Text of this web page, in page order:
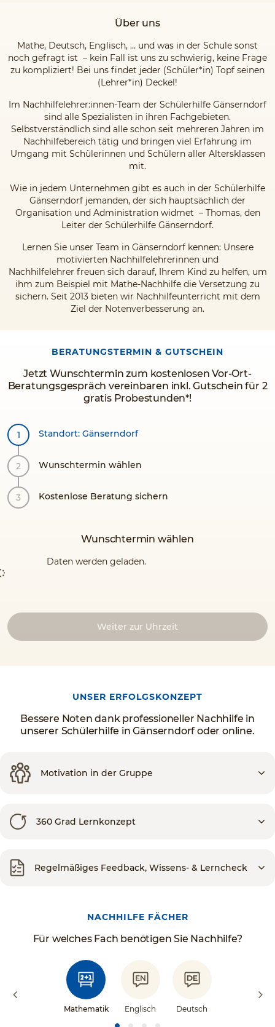
Über uns
Mathe, Deutsch, Englisch, … und was in der Schule sonst
noch gefragt ist – kein Fall ist uns zu schwierig, keine Frage
zu kompliziert! Bei uns findet jeder (Schüler*in) Topf seinen
(Lehrer*in) Deckel!
Im Nachhilfelehrer:innen-Team der Schülerhilfe Gänserndorf
sind alle Spezialisten in ihren Fachgebieten.
Selbstverständlich sind alle schon seit mehreren Jahren im
Nachhilfebereich tätig und bringen viel Erfahrung im
Umgang mit Schülerinnen und Schülern aller Altersklassen
mit.
Wie in jedem Unternehmen gibt es auch in der Schülerhilfe
Gänserndorf jemanden, der sich hauptsächlich der
Organisation und Administration widmet – Thomas, den
Leiter der Schülerhilfe Gänserndorf.
Lernen Sie unser Team in Gänserndorf kennen: Unsere
motivierten Nachhilfelehrerinnen und
Nachhilfelehrer freuen sich darauf, Ihrem Kind zu helfen, um
ihm zum Beispiel mit Mathe-Nachhilfe die Versetzung zu
sichern. Seit 2013 bieten wir Nachhilfeunterricht mit dem
Ziel der Notenverbesserung an.
BERATUNGSTERMIN & GUTSCHEIN
Jetzt Wunschtermin zum kostenlosen Vor-Ort-
Beratungsgespräch vereinbaren inkl. Gutschein für 2
gratis Probestunden*!
Standort: Gänserndorf
Wunschtermin wählen
Kostenlose Beratung sichern
Wunschtermin wählen
Daten werden geladen.
Weiter zur Uhrzeit
UNSER ERFOLGSKONZEPT
Bessere Noten dank professioneller Nachhilfe in
unserer Schülerhilfe in Gänserndorf oder online.
Motivation in der Gruppe
360 Grad Lernkonzept
Regelmäßiges Feedback, Wissens- & Lerncheck
NACHHILFE FÄCHER
Für welches Fach benötigen Sie Nachhilfe?
Mathematik Englisch Deutsch